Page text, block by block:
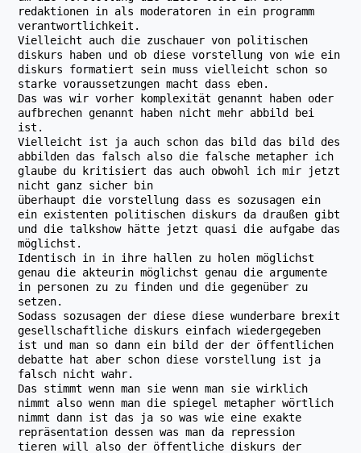
redaktionen in als moderatoren in ein programm
verantwortlichkeit.
Vielleicht auch die zuschauer von politischen
diskurs haben und ob diese vorstellung von wie ein
diskurs formatiert sein muss vielleicht schon so
starke voraussetzungen macht dass eben.
Das was wir vorher komplexität genannt haben oder
aufbrechen genannt haben nicht mehr abbild bei
ist.
Vielleicht ist ja auch schon das bild das bild des
abbilden das falsch also die falsche metapher ich
glaube du kritisiert das auch obwohl ich mir jetzt
nicht ganz sicher bin
überhaupt die vorstellung dass es sozusagen ein
ein existenten politischen diskurs da draußen gibt
und die talkshow hätte jetzt quasi die aufgabe das
möglichst.
Identisch in in ihre hallen zu holen möglichst
genau die akteurin möglichst genau die argumente
in personen zu zu finden und die gegenüber zu
setzen.
Sodass sozusagen der diese diese wunderbare brexit
gesellschaftliche diskurs einfach wiedergegeben
ist und man so dann ein bild der der öffentlichen
debatte hat aber schon diese vorstellung ist ja
falsch nicht wahr.
Das stimmt wenn man sie wenn man sie wirklich
nimmt also wenn man die spiegel metapher wörtlich
nimmt dann ist das ja so was wie eine exakte
repräsentation dessen was man da repression
tieren will also der öffentliche diskurs der